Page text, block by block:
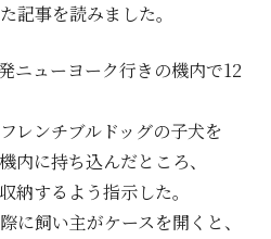
記事を読みました。
ニューヨーク行きの機内で12
レンチブルドッグの子犬を
内に持ち込んだところ、
納するよう指示した。
に飼い主がケースを開くと、